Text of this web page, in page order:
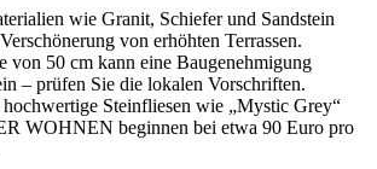
wie Granit, Schiefer und Sandstein
von erhöhten Terrassen.
von 50 cm kann eine Baugenehmigung
– prüfen Sie die lokalen Vorschriften.
Steinfliesen wie „Mystic Grey“
WOHNEN beginnen bei etwa 90 Euro pro